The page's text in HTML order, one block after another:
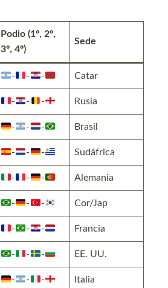
Podio (1º, 2º,
3º, 4º)
Sede
- - - Catar
- - - Rusia
- - - Brasil
- - - Sudáfrica
- - - Alemania
- - - Cor/Jap
- - - Francia
- - - EE. UU.
- - - Italia